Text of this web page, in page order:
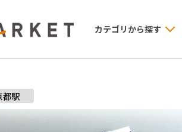
カテゴリから探す